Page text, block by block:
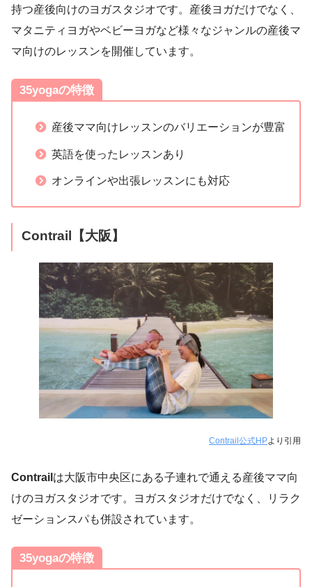
持つ産後向けのヨガスタジオです。産後ヨガだけでなく、
マタニティヨガやベビーヨガなど様々なジャンルの産後マ
マ向けのレッスンを開催しています。
35yogaの特徴
産後ママ向けレッスンのバリエーションが豊富
英語を使ったレッスンあり
オンラインや出張レッスンにも対応
Contrail【大阪】
Contrail公式HPより引用
Contrail は大阪市中央区にある子連れで通える産後ママ向
けのヨガスタジオです。ヨガスタジオだけでなく、リラク
ゼーションスパも併設されています。
35yogaの特徴